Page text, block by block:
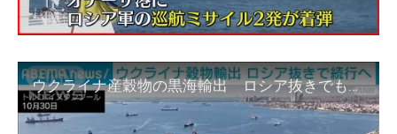
ウクライナ産穀物の黒海輸出 ロシア抜きでも続行へ(2022年11月1日)